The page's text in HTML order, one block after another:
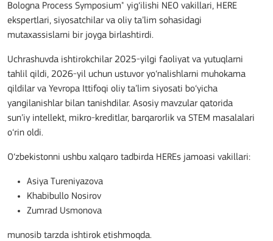
Bologna Process Symposium" yig‘ilishi NEO vakillari, HERE
ekspertlari, siyosatchilar va oliy ta’lim sohasidagi
mutaxassislarni bir joyga birlashtirdi.
Uchrashuvda ishtirokchilar 2025-yilgi faoliyat va yutuqlarni
tahlil qildi, 2026-yil uchun ustuvor yo‘nalishlarni muhokama
qildilar va Yevropa Ittifoqi oliy ta’lim siyosati bo‘yicha
yangilanishlar bilan tanishdilar. Asosiy mavzular qatorida
sun’iy intellekt, mikro-kreditlar, barqarorlik va STEM masalalari
o‘rin oldi.
O‘zbekistonni ushbu xalqaro tadbirda HEREs jamoasi vakillari:
Asiya Tureniyazova
Khabibullo Nosirov
Zumrad Usmonova
munosib tarzda ishtirok etishmoqda.